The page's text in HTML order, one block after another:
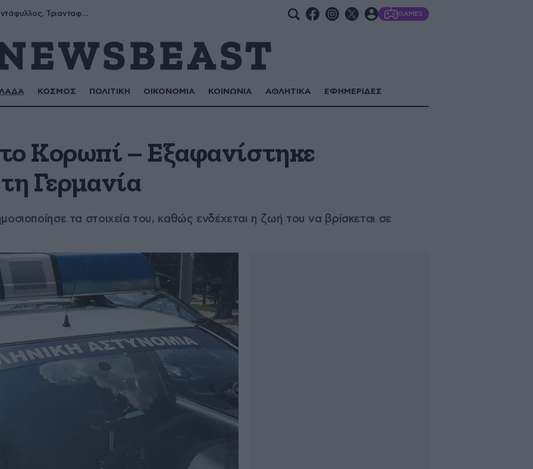
Μύρων, Τριαντάφυλλος, Τριανταφυλλιά, Φυλλιώ, Ρόζα GAMES
ΚΟΣΜΟΣ ΠΟΛΙΤΙΚΗ ΟΙΚΟΝΟΜΙΑ ΚΟΙΝΩΝΙΑ ΑΘΛΗΤΙΚΑ ΕΦΗΜΕΡΙΔΕΣ
Κορωπί – Εξαφανίστηκε
Γερμανία
τα στοιχεία του, καθώς ενδέχεται η ζωή του να βρίσκεται σε